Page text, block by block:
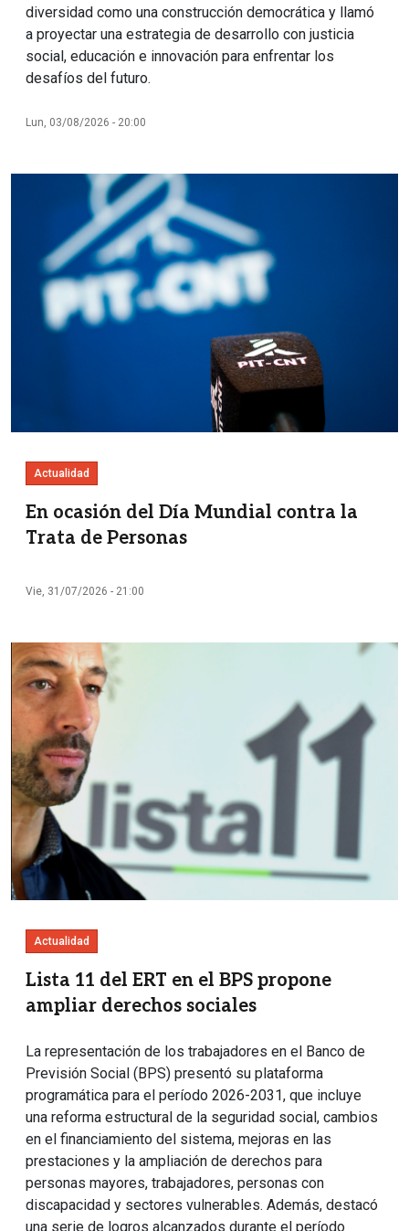
diversidad como una construcción democrática y llamó
a proyectar una estrategia de desarrollo con justicia
social, educación e innovación para enfrentar los
desafíos del futuro.
Lun, 03/08/2026 - 20:00
Actualidad
En ocasión del Día Mundial contra la
Trata de Personas
Vie, 31/07/2026 - 21:00
Imagen
Actualidad
Lista 11 del ERT en el BPS propone
ampliar derechos sociales
La representación de los trabajadores en el Banco de
Previsión Social (BPS) presentó su plataforma
programática para el período 2026-2031, que incluye
una reforma estructural de la seguridad social, cambios
en el financiamiento del sistema, mejoras en las
prestaciones y la ampliación de derechos para
personas mayores, trabajadores, personas con
discapacidad y sectores vulnerables. Además, destacó
una serie de logros alcanzados durante el período